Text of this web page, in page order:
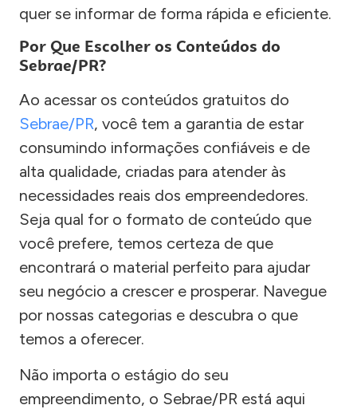
quer se informar de forma rápida e eficiente.
Por Que Escolher os Conteúdos do
Sebrae/PR?
Ao acessar os conteúdos gratuitos do
Sebrae/PR, você tem a garantia de estar
consumindo informações confiáveis e de
alta qualidade, criadas para atender às
necessidades reais dos empreendedores.
Seja qual for o formato de conteúdo que
você prefere, temos certeza de que
encontrará o material perfeito para ajudar
seu negócio a crescer e prosperar. Navegue
por nossas categorias e descubra o que
temos a oferecer.
Não importa o estágio do seu
empreendimento, o Sebrae/PR está aqui